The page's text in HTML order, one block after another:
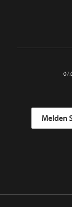
Melden